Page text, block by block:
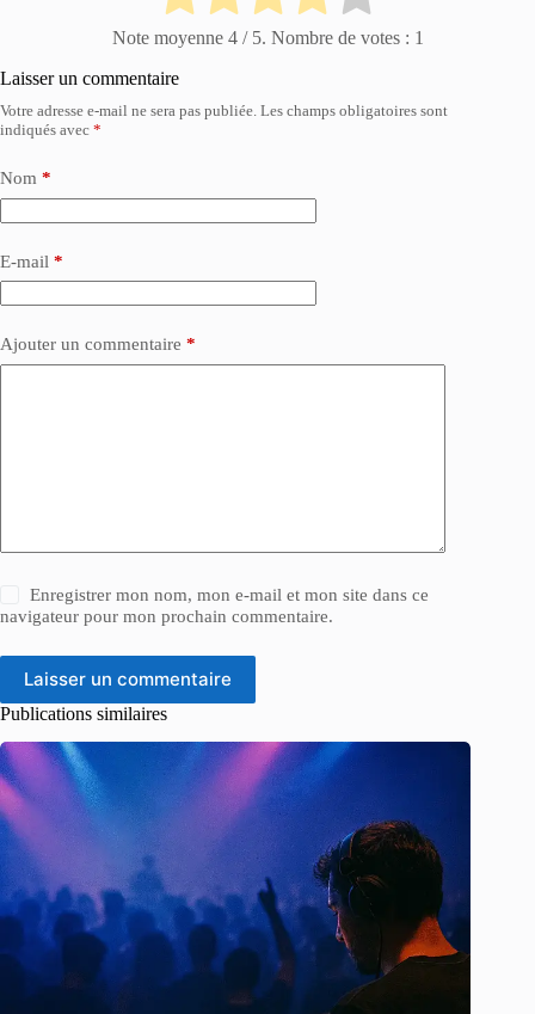
Note moyenne 4/ 5. Nombre de votes : 1
Laisser un commentaire
Votre adresse e-mail ne sera pas publiée. Les champs obligatoires sont
indiqués avec *
Nom *
E-mail *
Ajouter un commentaire *
Enregistrer mon nom, mon e-mail et mon site dans ce
navigateur pour mon prochain commentaire.
Laisser un commentaire
Publications similaires